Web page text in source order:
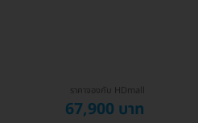
ราคาจองกับ HDmall
67,900 บาท